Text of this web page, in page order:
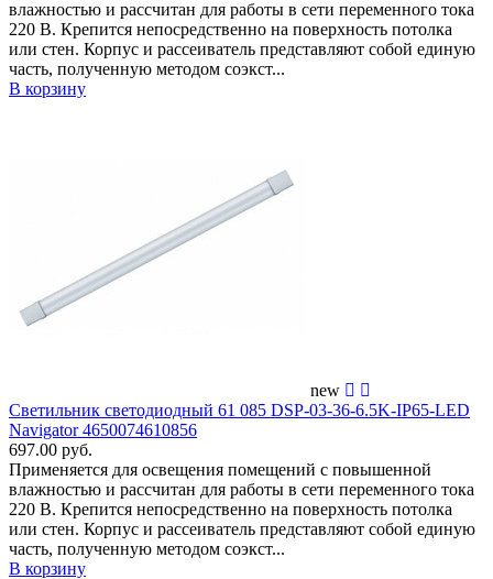
влажностью и рассчитан для работы в сети переменного тока
220 В. Крепится непосредственно на поверхность потолка
или стен. Корпус и рассеиватель представляют собой единую
часть, полученную методом соэкст...
В корзину
new
Светильник светодиодный 61 085 DSP-03-36-6.5K-IP65-LED
Navigator 4650074610856
697.00 руб.
Применяется для освещения помещений c повышенной
влажностью и рассчитан для работы в сети переменного тока
220 В. Крепится непосредственно на поверхность потолка
или стен. Корпус и рассеиватель представляют собой единую
часть, полученную методом соэкст...
В корзину